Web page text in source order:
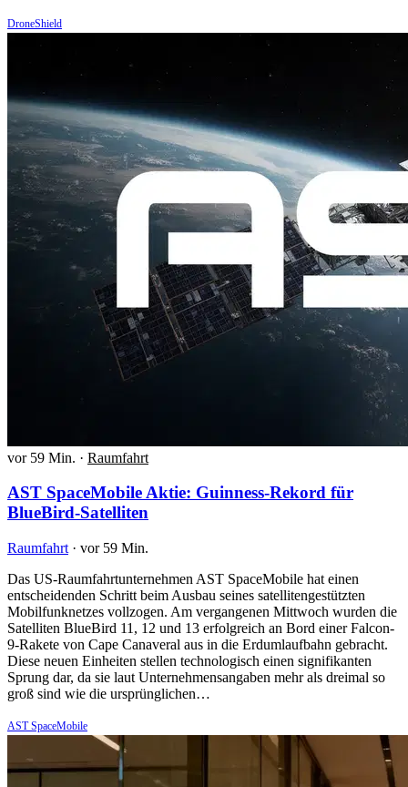
DroneShield
vor 59 Min. · Raumfahrt
AST SpaceMobile Aktie: Guinness-Rekord für
BlueBird-Satelliten
Raumfahrt · vor 59 Min.
Das US-Raumfahrtunternehmen AST SpaceMobile hat einen
entscheidenden Schritt beim Ausbau seines satellitengestützten
Mobilfunknetzes vollzogen. Am vergangenen Mittwoch wurden die
Satelliten BlueBird 11, 12 und 13 erfolgreich an Bord einer Falcon-
9-Rakete von Cape Canaveral aus in die Erdumlaufbahn gebracht.
Diese neuen Einheiten stellen technologisch einen signifikanten
Sprung dar, da sie laut Unternehmensangaben mehr als dreimal so
groß sind wie die ursprünglichen…
AST SpaceMobile